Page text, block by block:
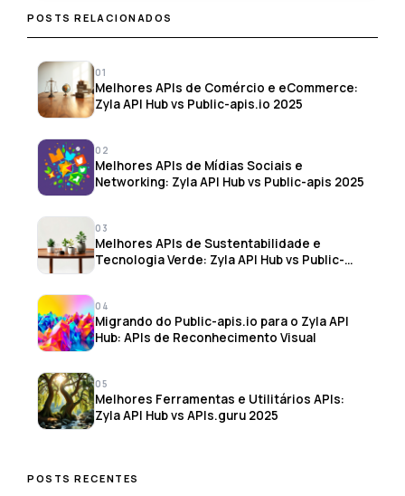
POSTS RELACIONADOS
01
Melhores APIs de Comércio e eCommerce:
Zyla API Hub vs Public-apis.io 2025
02
Melhores APIs de Mídias Sociais e
Networking: Zyla API Hub vs Public-apis 2025
03
Melhores APIs de Sustentabilidade e
Tecnologia Verde: Zyla API Hub vs Public-
04
Migrando do Public-apis.io para o Zyla API
Hub: APIs de Reconhecimento Visual
05
Melhores Ferramentas e Utilitários APIs:
Zyla API Hub vs APIs.guru 2025
POSTS RECENTES